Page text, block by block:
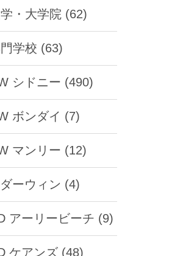
・大学院 (62)
学校 (63)
シドニー (490)
ボンダイ (7)
マンリー (12)
ーウィン (4)
アーリービーチ (9)
ケアンズ (48)